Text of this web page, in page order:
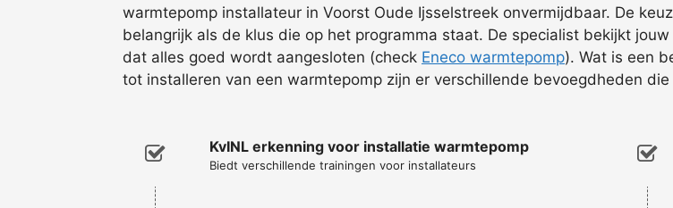
warmtepomp installateur in Voorst Oude Ijsselstreek onvermijdbaar. De
belangrijk als de klus die op het programma staat. De specialist bekijkt
dat alles goed wordt aangesloten (check Eneco warmtepomp). Wat is een
tot installeren van een warmtepomp zijn er verschillende bevoegdheden
KvINL erkenning voor installatie warmtepomp
Biedt verschillende trainingen voor installateurs